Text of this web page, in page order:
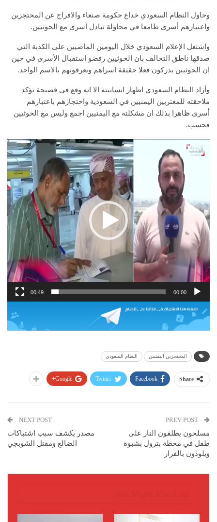
وحاول النظام السعودي خداع حكومة صنعاء والافراج عن المحتجزين
واعتبارهم أسرى طامعا في محاولة تبادل أسرى مع الحوثيين.
واشتغل الإعلام السعودي خلال اليومين الماضيين على الكذبة التي
صدقها ناطق التحالف بان الحوثيين رفضو استقبال الأسرى في حين
ان الحوثيين يدركون فعلا حقيقة اسراهم ويعرفونهم بالاسم الواحد.
وأراد النظام السعودي اظهار انسانيته الا انه وقع في فضيحة تؤكد
ملاحقته للمغتربين اليمنيين في السعودية واحتجازهم باعتبارهم
أسرى ظاهرا بذلك ان مشكلته مع اليمنيين اجمع وليس مع الحوثيين
فحسب.
مشغل
الفيديو
00:00
00:49
المحتجزين اليمنيين النظام السعودي
Share
Facebook
Twitter
Google+
مسلحون يطلقون النار على
طفل في محطة بترول بشبوة
ويلوذون بالفرار
NEXT POST
مصدر يكشف سبب اشتباكات
الضالع ومقتل الشوبجي